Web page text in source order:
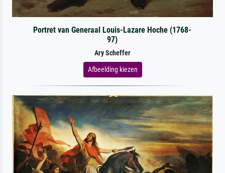
Portret van Generaal Louis-Lazare Hoche (1768-
97)
Ary Scheffer
Afbeelding kiezen